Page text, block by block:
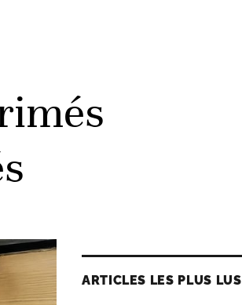
ARTICLES LES PLUS LUS